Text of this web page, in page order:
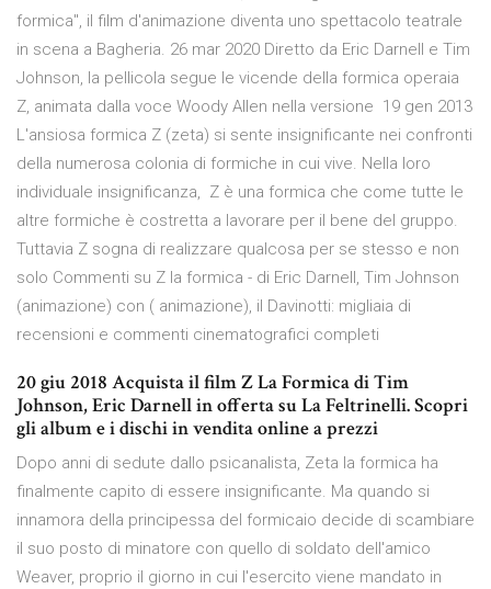
formica", il film d'animazione diventa uno spettacolo teatrale
in scena a Bagheria. 26 mar 2020 Diretto da Eric Darnell e Tim
Johnson, la pellicola segue le vicende della formica operaia
Z, animata dalla voce Woody Allen nella versione 19 gen 2013
L'ansiosa formica Z (zeta) si sente insignificante nei confronti
della numerosa colonia di formiche in cui vive. Nella loro
individuale insignificanza, Z è una formica che come tutte le
altre formiche è costretta a lavorare per il bene del gruppo.
Tuttavia Z sogna di realizzare qualcosa per se stesso e non
solo Commenti su Z la formica - di Eric Darnell, Tim Johnson
(animazione) con ( animazione), il Davinotti: migliaia di
recensioni e commenti cinematografici completi
20 giu 2018 Acquista il film Z La Formica di Tim
Johnson, Eric Darnell in offerta su La Feltrinelli. Scopri
gli album e i dischi in vendita online a prezzi
Dopo anni di sedute dallo psicanalista, Zeta la formica ha
finalmente capito di essere insignificante. Ma quando si
innamora della principessa del formicaio decide di scambiare
il suo posto di minatore con quello di soldato dell'amico
Weaver, proprio il giorno in cui l'esercito viene mandato in